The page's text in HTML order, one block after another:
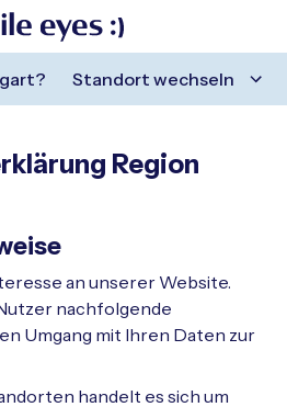
? Standort wechseln
anzeigen
bis 45
Region
an unserer Website.
nachfolgende
Umgang mit Ihren Daten zur
handelt es sich um